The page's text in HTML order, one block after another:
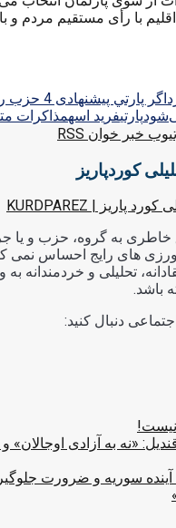
با رأی مستقیم مردم و
اگر پارتي
پارتيفرید اسهمذاکرات
خبر خوان RSS
کوردپاریز
خاطری به گروه، حزب و یا
های رایج احساس نمی
تحلیلی و خردمندانه به
باشد.
دنبال کنید:
نیست!
قندیل: «نه به آزادی اوجالان»
آینده سوریه و ضرورت